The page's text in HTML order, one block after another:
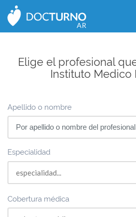
AR
Elige el profesional
Instituto Medico
Apellido o nombre
Especialidad
Cobertura médica